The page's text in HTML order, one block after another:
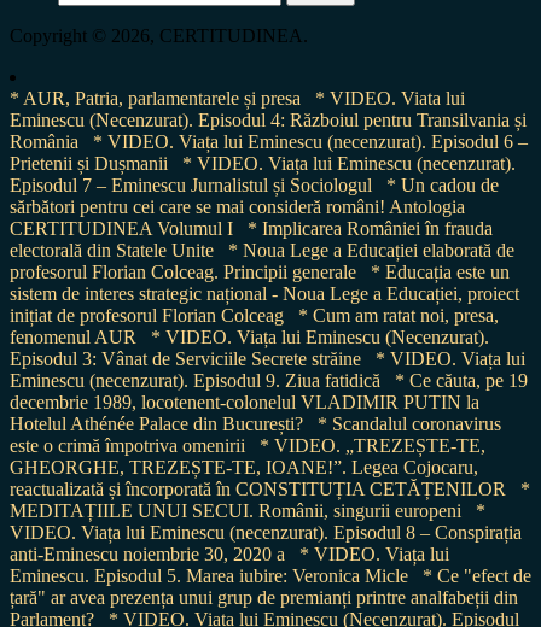
for:
Copyright © 2026, CERTITUDINEA.
* AUR, Patria, parlamentarele și presa
* VIDEO. Viata lui
Eminescu (Necenzurat). Episodul 4: Războiul pentru Transilvania și
România
* VIDEO. Viața lui Eminescu (necenzurat). Episodul 6 –
Prietenii și Dușmanii
* VIDEO. Viața lui Eminescu (necenzurat).
Episodul 7 – Eminescu Jurnalistul și Sociologul
* Un cadou de
sărbători pentru cei care se mai consideră români! Antologia
CERTITUDINEA Volumul I
* Implicarea României în frauda
electorală din Statele Unite
* Noua Lege a Educației elaborată de
profesorul Florian Colceag. Principii generale
* Educația este un
sistem de interes strategic național - Noua Lege a Educației, proiect
inițiat de profesorul Florian Colceag
* Cum am ratat noi, presa,
fenomenul AUR
* VIDEO. Viața lui Eminescu (Necenzurat).
Episodul 3: Vânat de Serviciile Secrete străine
* VIDEO. Viața lui
Eminescu (necenzurat). Episodul 9. Ziua fatidică
* Ce căuta, pe 19
decembrie 1989, locotenent-colonelul VLADIMIR PUTIN la
Hotelul Athénée Palace din București?
* Scandalul coronavirus
este o crimă împotriva omenirii
* VIDEO. „TREZEȘTE-TE,
GHEORGHE, TREZEȘTE-TE, IOANE!”. Legea Cojocaru,
reactualizată și încorporată în CONSTITUȚIA CETĂȚENILOR
*
MEDITAȚIILE UNUI SECUI. Românii, singurii europeni
*
VIDEO. Viața lui Eminescu (necenzurat). Episodul 8 – Conspirația
anti-Eminescu noiembrie 30, 2020 a
* VIDEO. Viața lui
Eminescu. Episodul 5. Marea iubire: Veronica Micle
* Ce "efect de
țară" ar avea prezența unui grup de premianți printre analfabeții din
Parlament?
* VIDEO. Viața lui Eminescu (Necenzurat). Episodul